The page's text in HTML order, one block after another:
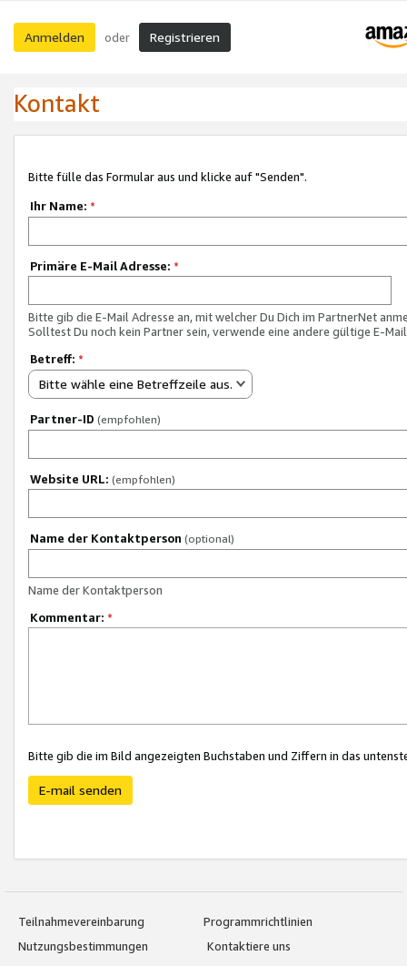
Anmelden oder Registrieren
Kontakt
Bitte fülle das Formular aus und klicke auf "Senden".
Ihr Name: *
Primäre E-Mail Adresse: *
Bitte gib die E-Mail Adresse an, mit welcher Du Dich im PartnerNet
Solltest Du noch kein Partner sein, verwende eine andere gültige E-
Betreff: *
Bitte wähle eine Betreffzeile aus.
Partner-ID (empfohlen)
Website URL: (empfohlen)
Name der Kontaktperson (optional)
Name der Kontaktperson
Kommentar: *
Bitte gib die im Bild angezeigten Buchstaben und Ziffern in das
E-mail senden
Teilnahmevereinbarung
Programmrichtlinien
Nutzungsbestimmungen
Kontaktiere uns